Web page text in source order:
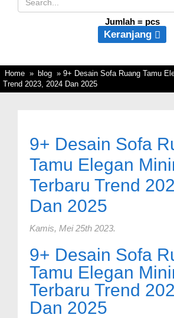
Jumlah = pcs
Keranjang
Home » blog » 9+ Desain Sofa Ruang Tamu
Trend 2023, 2024 Dan 2025
9+ Desain Sofa
Tamu Elegan
Terbaru Trend
Dan 2025
Kamis, Mei 25th 2023.
9+ Desain Sofa
Tamu Elegan
Terbaru Trend
Dan 2025